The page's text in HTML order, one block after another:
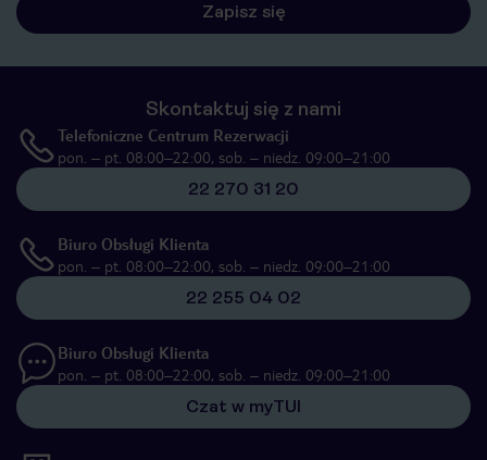
Zapisz się
Skontaktuj się z nami
Telefoniczne Centrum Rezerwacji
pon. – pt. 08:00–22:00, sob. – niedz. 09:00–21:00
22 270 31 20
Biuro Obsługi Klienta
pon. – pt. 08:00–22:00, sob. – niedz. 09:00–21:00
22 255 04 02
Biuro Obsługi Klienta
pon. – pt. 08:00–22:00, sob. – niedz. 09:00–21:00
Czat w myTUI